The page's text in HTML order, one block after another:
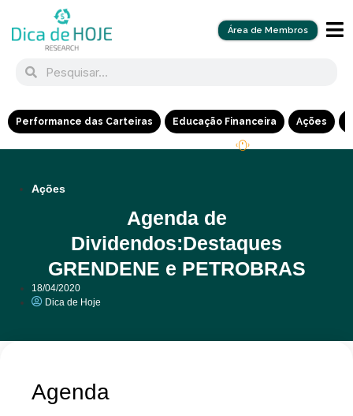
Área de Membros
Performance das Carteiras Educação Financeira Ações
Ações
Agenda de
Dividendos:Destaques
GRENDENE e PETROBRAS
18/04/2020
Dica de Hoje
Agenda